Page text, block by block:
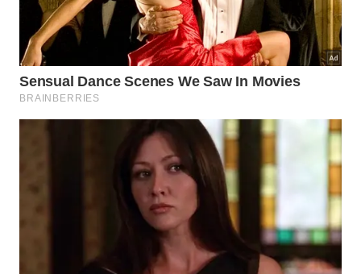
Diminuição dos gastos com transporte de
materiais pesados por conta da proximidade das
jazidas desérticas locais.
Menor tempo de cura e secagem dos elementos
pré-fabricados em comparação ao concreto